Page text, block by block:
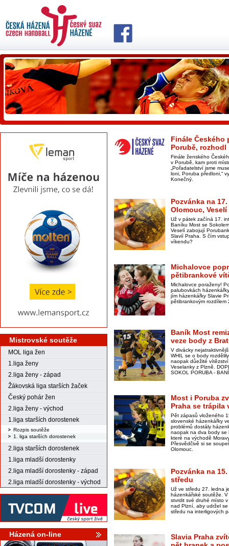
Mistrovské soutěže
MOL liga žen
1.liga ženy
2.liga ženy - západ
Žákovská liga starších žaček
Český pohár žen
2.liga ženy - východ
1.liga starších dorostenek
Rozpis soutěže
1. liga starších dorostenek
2.liga starších dorostenek
1.liga mladší dorostenky
2.liga mladší dorostenky - západ
2.liga mladší dorostenky - východ
Házená on-line
Finále Českého
Porubě, rozhodl
Finále ženského
v Porubě, kam proti
„Pořadatelství jsme
loni, Poruba předloni,“
Konečný.
Pozvánka na
Olomouc,
Už v pátek začíná 17.
Baníku Most se
Veselí zabojují
Slavií Praha. S čím
víkendu?
Michalovce
pětibrankové
Michalovce poraženy!
palubovkách
jím házenkářky Slavie
pětibrankovým rozdílem
Baník Most
veze body z
V divácky
WHIL se o body
naopak důežité
Veselanky z Plzně.
SOKOL PORUBA -
Most i Poruba
Praha se trápila
Pět zápasů vloženého
slovenské házenkářky
problémů dostály
naopak na dva body se
které na východě
Přesvědčivě si se
Olomouc.
Pozvánka na
středu
Už ve středu 27. ledna
házenkářské soutěže.
stvrdit své druhé místo
nad Plzní, aby udržel
středu na interligových
Slavia Praha